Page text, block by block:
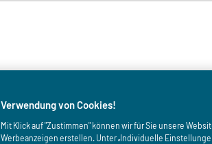
Verwendung von Cookies!
Mit Klick auf "Zustimmen" können wir für Sie unsere
Werbeanzeigen erstellen. Unter „Individuelle